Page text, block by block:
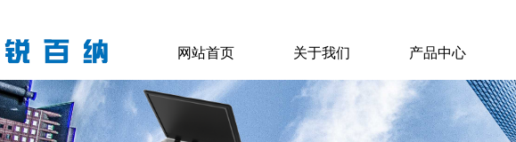
网站首页
网站首页
关于我们
关于我们
产品中心
产品中心